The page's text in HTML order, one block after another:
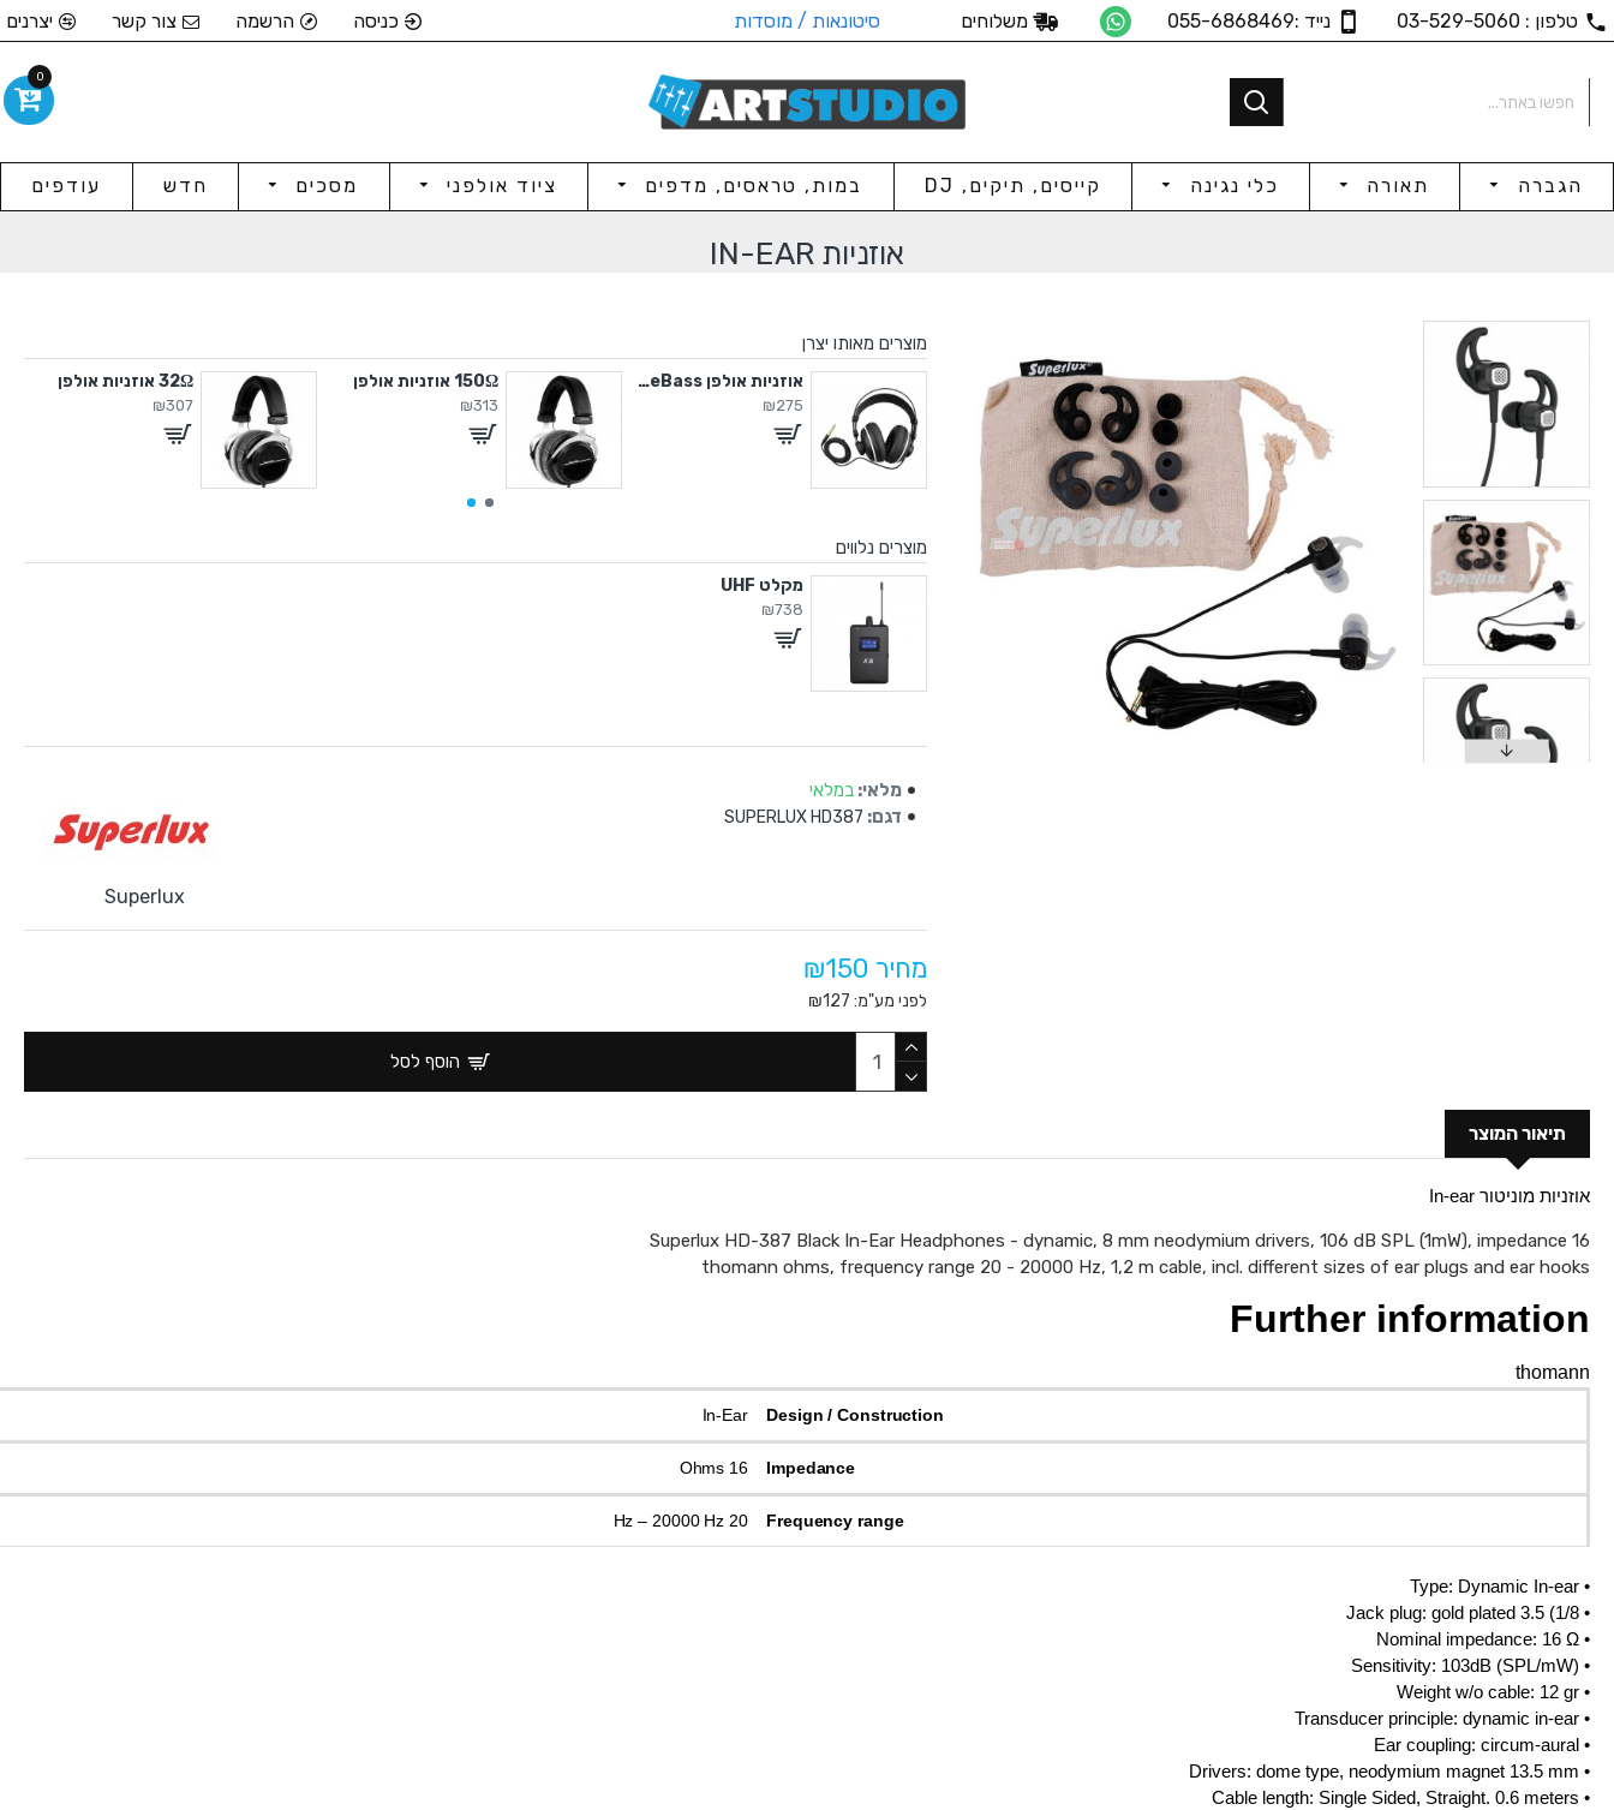
טלפון : 03-529-5060 נייד :055-6868469 משלוחים סיטונאות / מוסדות כניסה הרשמה צור קשר יצרנים
הגברה תאורה כלי נגינה קייסים, תיקים, DJ במות, טראסים, מדפים ציוד אולפני מסכים חדש עודפים
אוזניות IN-EAR
מוצרים מאותו יצרן
₪275
אוזניות אולפן TrueBass
₪275
150Ω אוזניות אולפן
₪313
32Ω אוזניות אולפן
₪307
מוצרים נלווים
מקלט UHF
₪738
מלאי: במלאי
דגם: SUPERLUX HD387
Superlux
מחיר ₪150
לפני מע"מ: ₪127
הוסף לסל
תיאור המוצר
אוזניות מוניטור In-ear
Superlux HD-387 Black In-Ear Headphones - dynamic, 8 mm neodymium drivers, 106 dB SPL (1mW), impedance 16
thomann ohms, frequency range 20 - 20000 Hz, 1,2 m cable, incl. different sizes of ear plugs and ear hooks
Further information
thomann
Design / Construction
In-Ear
Impedance
16 Ohms
Frequency range
20 Hz – 20000 Hz
• Type: Dynamic In-ear
• Jack plug: gold plated 3.5 (1/8
• Nominal impedance: 16 Ω
• Sensitivity: 103dB (SPL/mW)
• Weight w/o cable: 12 gr
• Transducer principle: dynamic in-ear
• Ear coupling: circum-aural
• Drivers: dome type, neodymium magnet 13.5 mm
• Cable length: Single Sided, Straight. 0.6 meters
0